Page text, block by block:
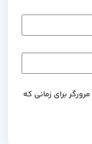
برای زمانی که